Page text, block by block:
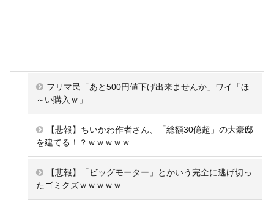
フリマ民「あと500円値下げ出来ませんか」ワイ「ほ
～い購入ｗ」
【悲報】ちいかわ作者さん、「総額30億超」の大豪邸
を建てる！？ｗｗｗｗｗ
【悲報】「ビッグモーター」とかいう完全に逃げ切っ
たゴミクズｗｗｗｗｗ